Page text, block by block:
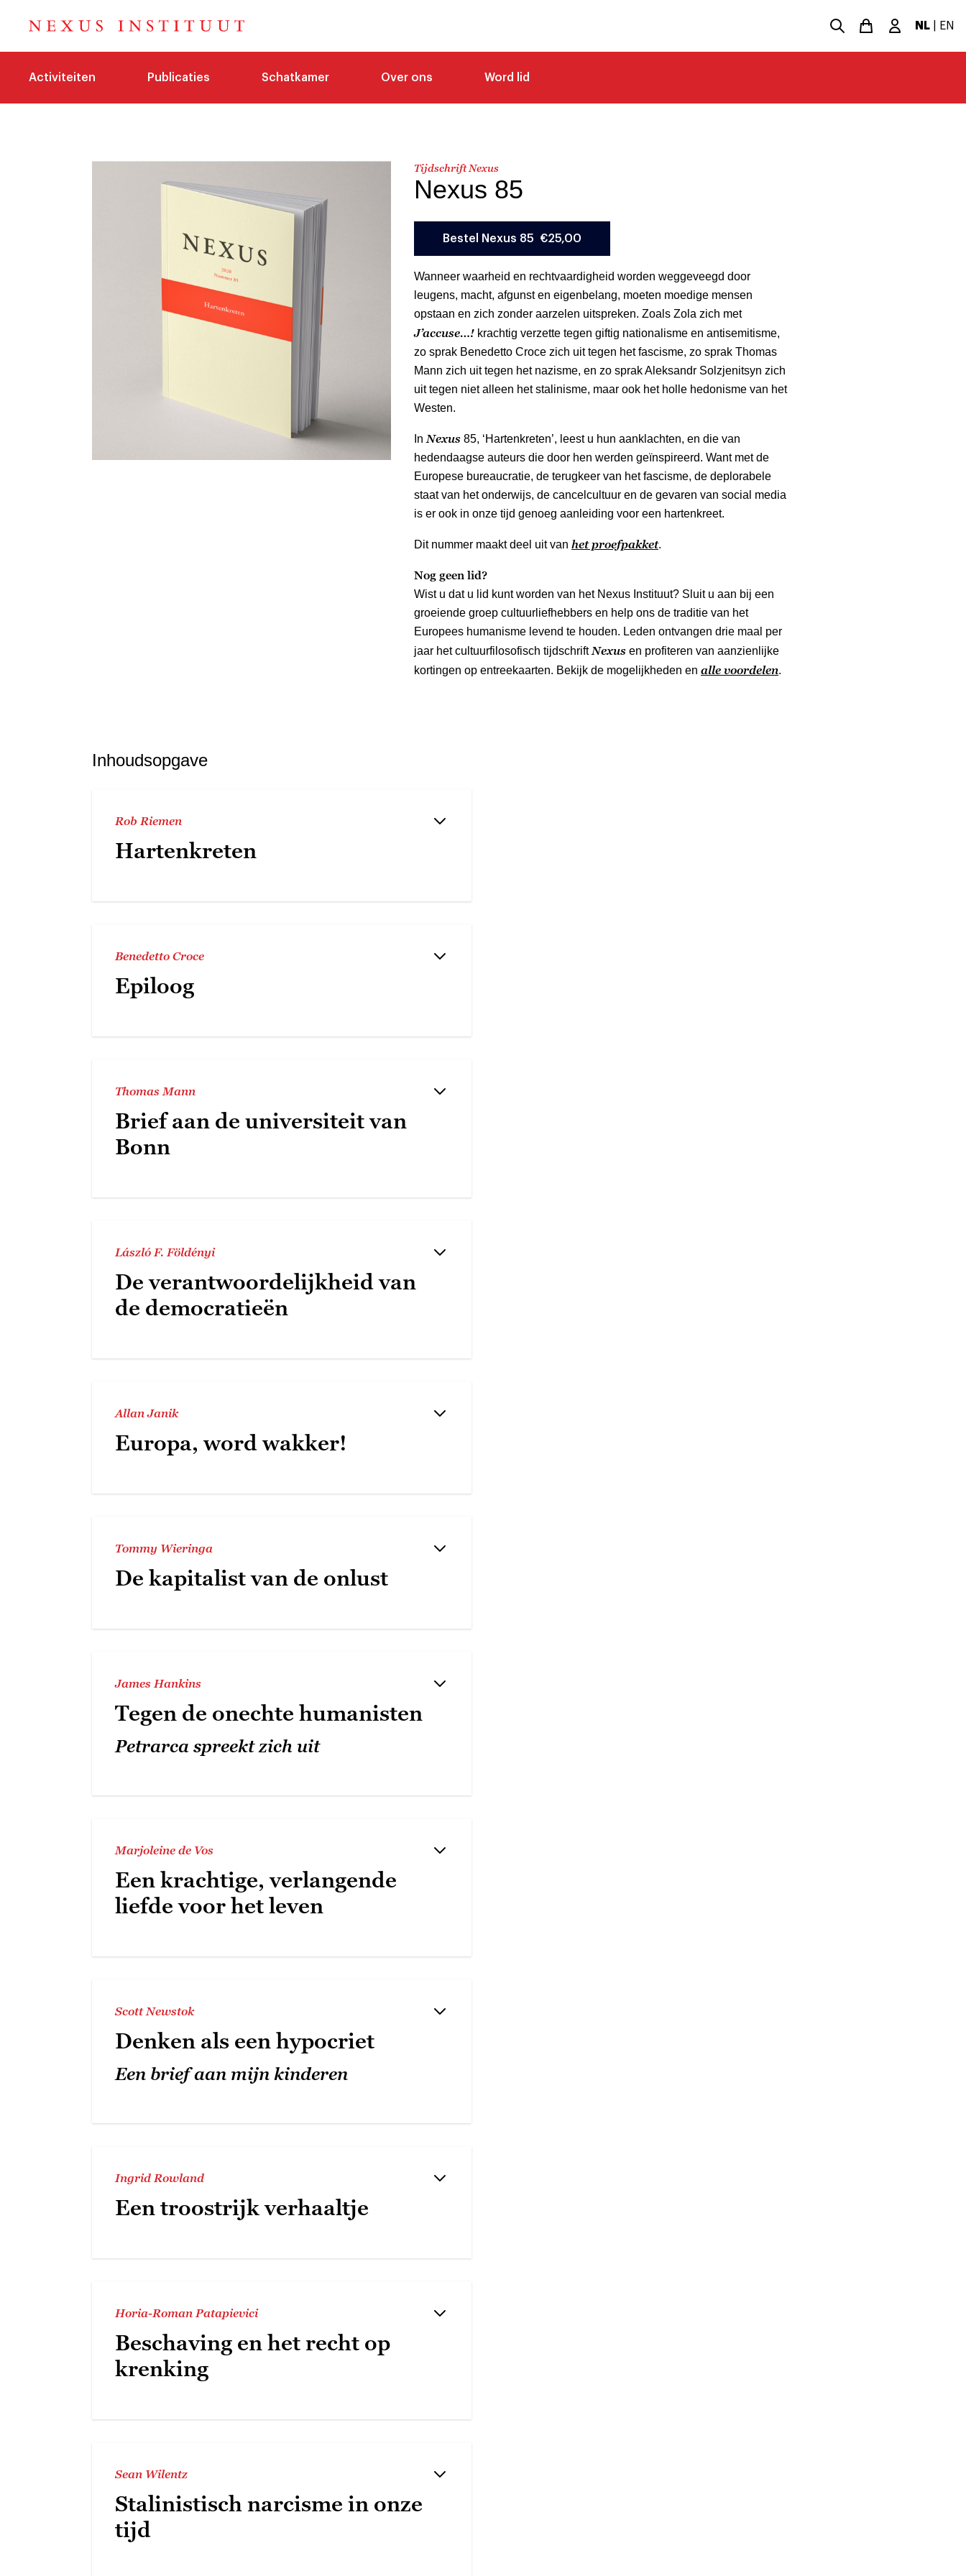
NL EN
Activiteiten Publicaties Schatkamer Over ons Word lid
Tijdschrift Nexus
Nexus 85
Wanneer waarheid en rechtvaardigheid worden weggeveegd door
leugens, macht, afgunst en eigenbelang, moeten moedige mensen
opstaan en zich zonder aarzelen uitspreken. Zoals Zola zich met
J’accuse…! krachtig verzette tegen giftig nationalisme en antisemitisme,
zo sprak Benedetto Croce zich uit tegen het fascisme, zo sprak Thomas
Mann zich uit tegen het nazisme, en zo sprak Aleksandr Solzjenitsyn zich
uit tegen niet alleen het stalinisme, maar ook het holle hedonisme van het
Westen.
In Nexus 85, ‘Hartenkreten’, leest u hun aanklachten, en die van
hedendaagse auteurs die door hen werden geïnspireerd. Want met de
Europese bureaucratie, de terugkeer van het fascisme, de deplorabele
staat van het onderwijs, de cancelcultuur en de gevaren van social media
is er ook in onze tijd genoeg aanleiding voor een hartenkreet.
Dit nummer maakt deel uit van het proefpakket.
Nog geen lid?
Wist u dat u lid kunt worden van het Nexus Instituut? Sluit u aan bij een
groeiende groep cultuurliefhebbers en help ons de traditie van het
Europees humanisme levend te houden. Leden ontvangen drie maal per
jaar het cultuurfilosofisch tijdschrift Nexus en profiteren van aanzienlijke
kortingen op entreekaarten. Bekijk de mogelijkheden en alle voordelen.
Inhoudsopgave
Rob Riemen
Hartenkreten
Benedetto Croce
Epiloog
Thomas Mann
Brief aan de universiteit van
Bonn
László F. Földényi
De verantwoordelijkheid van
de democratieën
Allan Janik
Europa, word wakker!
Tommy Wieringa
De kapitalist van de onlust
James Hankins
Tegen de onechte humanisten
Petrarca spreekt zich uit
Marjoleine de Vos
Een krachtige, verlangende
liefde voor het leven
Scott Newstok
Denken als een hypocriet
Een brief aan mijn kinderen
Ingrid Rowland
Een troostrijk verhaaltje
Horia-Roman Patapievici
Beschaving en het recht op
krenking
Sean Wilentz
Stalinistisch narcisme in onze
tijd